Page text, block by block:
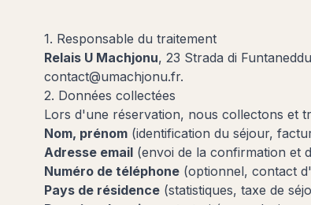
1. Responsable du traitement
Relais U Machjonu, 23 Strada di
contact@umachjonu.fr.
2. Données collectées
Lors d'une réservation, nous collectons et
Nom, prénom (identification du séjour,
Adresse email (envoi de la confirmation et
Numéro de téléphone (optionnel, contact
Pays de résidence (statistiques, taxe de